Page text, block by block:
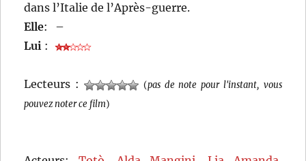
dans l’Italie de l’Après-guerre.
Elle:
–
Lui :
Lecteurs : (pas de note pour l'instant, vous
pouvez noter ce film)